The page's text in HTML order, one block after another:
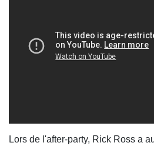
Lors de l'after-party, Rick Ross a